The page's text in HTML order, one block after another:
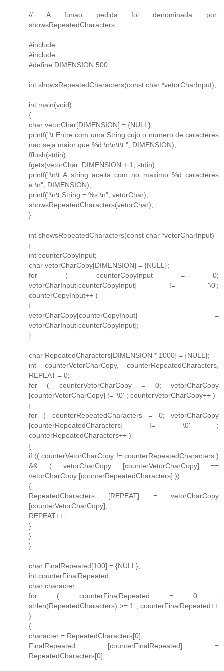
// A funao pedida foi denominada por:
showsRepeatedCharacters
#include
#include
#define DIMENSION 500
int showsRepeatedCharacters(const char *vetorCharInput);
int main(void)
{
char vetorChar[DIMENSION] = {NULL};
printf("\t Entre com uma String cujo o numero de caracteres
nao seja maior que %d \n\n\t\t ", DIMENSION);
fflush(stdin);
fgets(vetorChar, DIMENSION + 1, stdin);
printf("\n\t A string aceita com no maximo %d caracteres
e:\n", DIMENSION);
printf("\n\t String = %s \n", vetorChar);
showsRepeatedCharacters(vetorChar);
}
int showsRepeatedCharacters(const char *vetorCharInput)
{
int counterCopyInput;
char vetorCharCopy[DIMENSION] = {NULL};
for ( counterCopyInput = 0;
vetorCharInput[counterCopyInput] != '\0';
counterCopyInput++ )
{
vetorCharCopy[counterCopyInput] =
vetorCharInput[counterCopyInput];
}
char RepeatedCharacters[DIMENSION * 1000] = {NULL};
int counterVetorCharCopy, counterRepeatedCharacters,
REPEAT = 0;
for ( counterVetorCharCopy = 0; vetorCharCopy
[counterVetorCharCopy] != '\0' ; counterVetorCharCopy++ )
{
for ( counterRepeatedCharacters = 0; vetorCharCopy
[counterRepeatedCharacters] != '\0' ;
counterRepeatedCharacters++ )
{
if (( counterVetorCharCopy != counterRepeatedCharacters )
&& ( vetorCharCopy [counterVetorCharCopy] ==
vetorCharCopy [counterRepeatedCharacters] ))
{
RepeatedCharacters [REPEAT] = vetorCharCopy
[counterVetorCharCopy];
REPEAT++;
}
}
}
char FinalRepeated[100] = {NULL};
int counterFinalRepeated;
char character;
for ( counterFinalRepeated = 0 ;
strlen(RepeatedCharacters) >= 1 ; counterFinalRepeated++
)
{
character = RepeatedCharacters[0];
FinalRepeated [counterFinalRepeated] =
RepeatedCharacters[0];